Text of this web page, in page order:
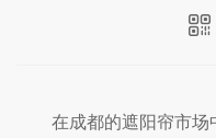
在成都的遮阳帘市场